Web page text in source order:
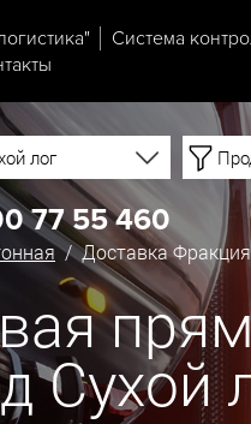
Система
лог
77 55 460
/ Доставка Фракция
Сухой